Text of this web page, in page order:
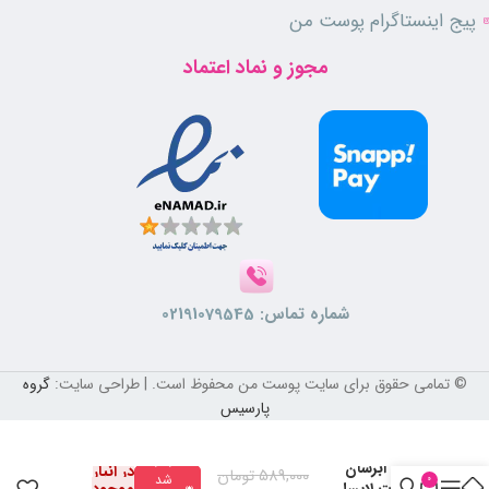
جذب سریع بدون ایجاد چسبندگی
فاقد پارابن
نتیجه‌گیری
سرم صورت لایسلدارای ترکیبات مؤثر و فرمولاسیون پیشرفته و برای افرادی
که به دنبال یک محصول موثر برای آبرسانی عمقی، تقویت و جوان‌سازی
پوست خود هستند، تولید شده است. لذا با استفاده از این سرم می‌توانید
حس رطوبت کافی را بدون ایجاد چربی برای پوست خود فراهم کنید.
2. آیا می‌توان از این سرم زیر آرایش استفاده کرد؟
پیج اینستاگرام پوست من
مجوز و نماد اعتماد
شماره تماس: 02191079545
© تمامی حقوق برای سایت پوست من محفوظ است. | طراحی سایت:گروه
پارسیس
سرم آبرسان
589,000تومان
شد
در انبار 0